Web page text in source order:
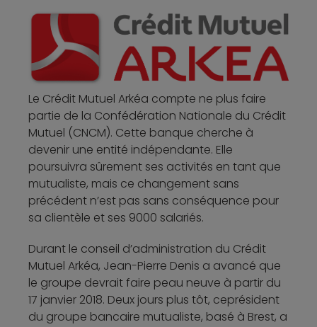
Le Crédit Mutuel Arkéa compte ne plus faire
partie de la Confédération Nationale du Crédit
Mutuel (CNCM). Cette banque cherche à
devenir une entité indépendante. Elle
poursuivra sûrement ses activités en tant que
mutualiste, mais ce changement sans
précédent n’est pas sans conséquence pour
sa clientèle et ses 9000 salariés.
Durant le conseil d’administration du Crédit
Mutuel Arkéa, Jean-Pierre Denis a avancé que
le groupe devrait faire peau neuve à partir du
17 janvier 2018. Deux jours plus tôt, ceprésident
du groupe bancaire mutualiste, basé à Brest, a